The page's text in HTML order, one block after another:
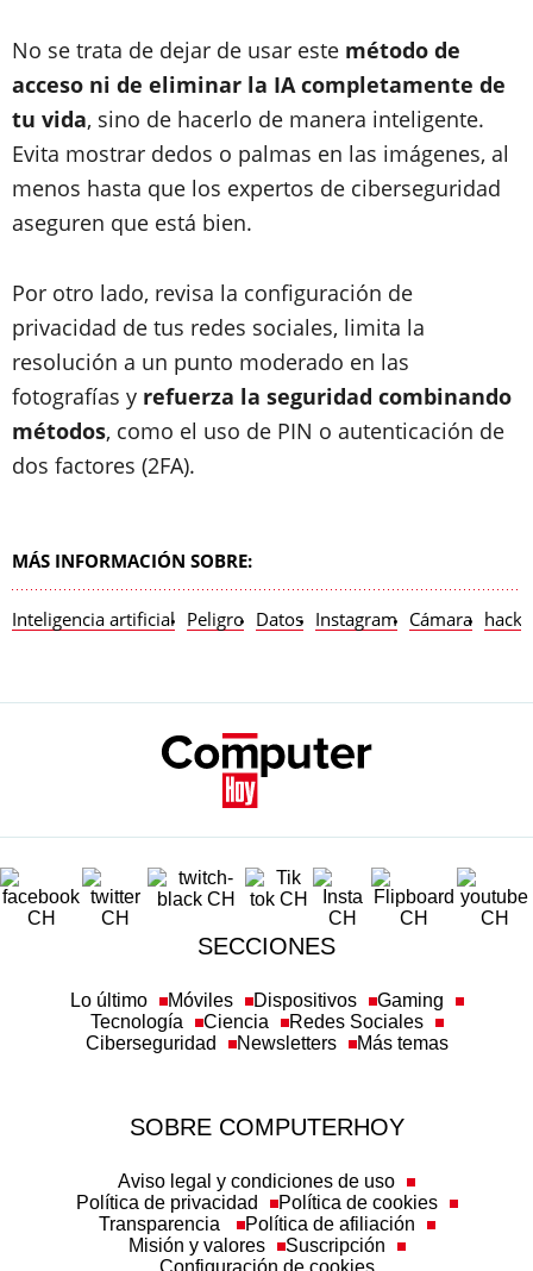
No se trata de dejar de usar este método de
acceso ni de eliminar la IA completamente de
tu vida, sino de hacerlo de manera inteligente.
Evita mostrar dedos o palmas en las imágenes, al
menos hasta que los expertos de ciberseguridad
aseguren que está bien.
Por otro lado, revisa la configuración de
privacidad de tus redes sociales, limita la
resolución a un punto moderado en las
fotografías y refuerza la seguridad combinando
métodos, como el uso de PIN o autenticación de
dos factores (2FA).
MÁS INFORMACIÓN SOBRE:
Inteligencia artificial Peligro Datos Instagram Cámara
SECCIONES
Tecnología
Ciencia
Redes Sociales
Ciberseguridad
Newsletters Más temas
Política de privacidad
Política de cookies
Transparencia
Política de afiliación
Misión y valores
Suscripción
Configuración de cookies